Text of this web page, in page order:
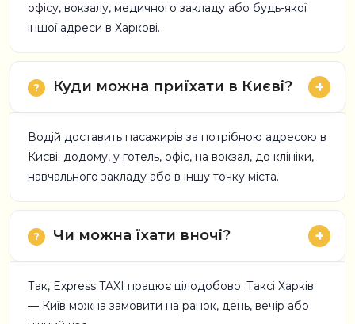
офісу, вокзалу, медичного закладу або будь-якої
іншої адреси в Харкові.
Куди можна приїхати в Києві?
Водій доставить пасажирів за потрібною адресою в
Києві: додому, у готель, офіс, на вокзал, до клініки,
навчального закладу або в іншу точку міста.
Чи можна їхати вночі?
Так, Express TAXI працює цілодобово. Таксі Харків
— Київ можна замовити на ранок, день, вечір або